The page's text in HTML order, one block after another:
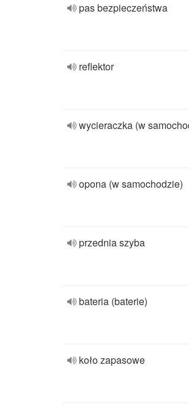
pas bezpieczeństwa
reflektor
wycieraczka (w
opona (w samochodzie)
przednia szyba
bateria (baterie)
koło zapasowe